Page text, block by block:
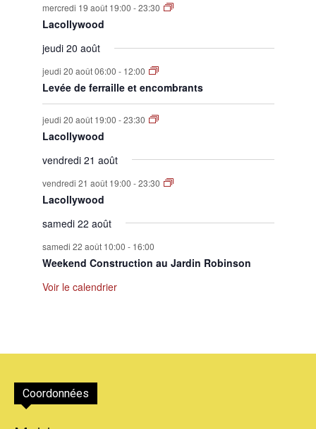
mercredi 19 août 19:00 -23:30
Lacollywood
jeudi 20 août
jeudi 20 août 06:00 - 12:00
Levée de ferraille et encombrants
jeudi 20 août 19:00 -23:30
Lacollywood
vendredi 21 août
vendredi 21 août 19:00 -23:30
Lacollywood
samedi 22 août
samedi 22 août 10:00 - 16:00
Weekend Construction au Jardin Robinson
Voir le calendrier
Coordonnées